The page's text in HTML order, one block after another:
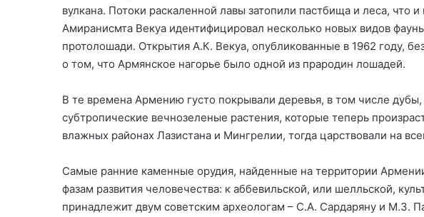
вулкана. Потоки раскаленной лавы затопили пастбища и леса, что
Амиранисмта Векуа идентифицировал несколько новых видов
протолошади. Открытия А.К. Векуа, опубликованные в 1962 году,
о том, что Армянское нагорье было одной из прародин лошадей.
В те времена Армению густо покрывали деревья, в том числе
субтропические вечнозеленые растения, которые теперь
влажных районах Лазистана и Мингрелии, тогда царствовали на
Самые ранние каменные орудия, найденные на территории
фазам развития человечества: к аббевильской, или шелльской,
принадлежит двум советским археологам – С.А. Сардаряну и М.З.